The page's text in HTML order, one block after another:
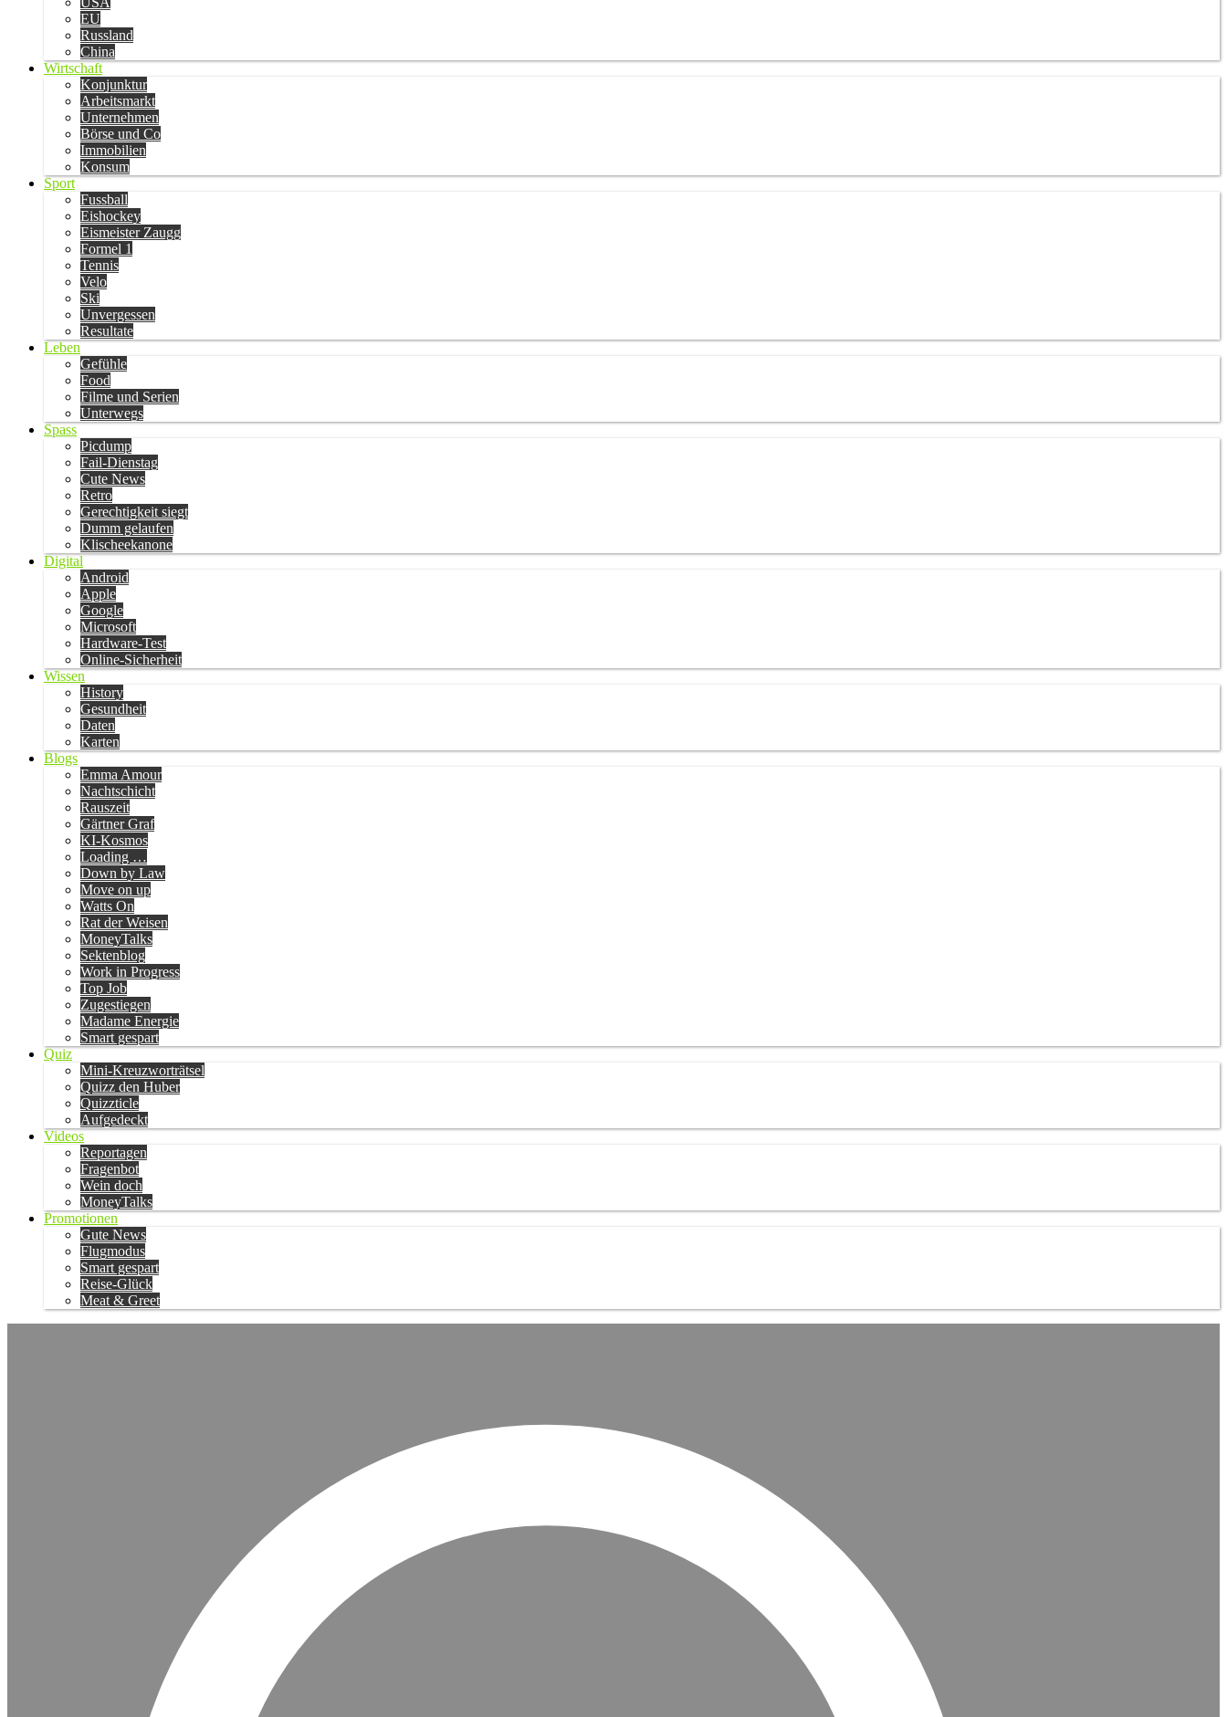
EU
Russland
China
Wirtschaft
Konjunktur
Arbeitsmarkt
Unternehmen
Börse und Co
Immobilien
Konsum
Sport
Fussball
Eishockey
Eismeister Zaugg
Formel 1
Tennis
Velo
Ski
Unvergessen
Resultate
Leben
Gefühle
Food
Filme und Serien
Unterwegs
Spass
Picdump
Fail-Dienstag
Cute News
Retro
Gerechtigkeit siegt
Dumm gelaufen
Klischeekanone
Digital
Android
Apple
Google
Microsoft
Hardware-Test
Online-Sicherheit
Wissen
History
Gesundheit
Daten
Karten
Blogs
Emma Amour
Nachtschicht
Rauszeit
Gärtner Graf
KI-Kosmos
Loading …
Down by Law
Move on up
Watts On
Rat der Weisen
MoneyTalks
Sektenblog
Work in Progress
Top Job
Zugestiegen
Madame Energie
Smart gespart
Quiz
Mini-Kreuzworträtsel
Quizz den Huber
Quizzticle
Aufgedeckt
Videos
Reportagen
Fragenbot
Wein doch
MoneyTalks
Promotionen
Gute News
Flugmodus
Smart gespart
Reise-Glück
Meat & Greet